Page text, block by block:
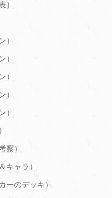
）
）
）
）
）
）
察）
キャラ）
ーのデッキ）